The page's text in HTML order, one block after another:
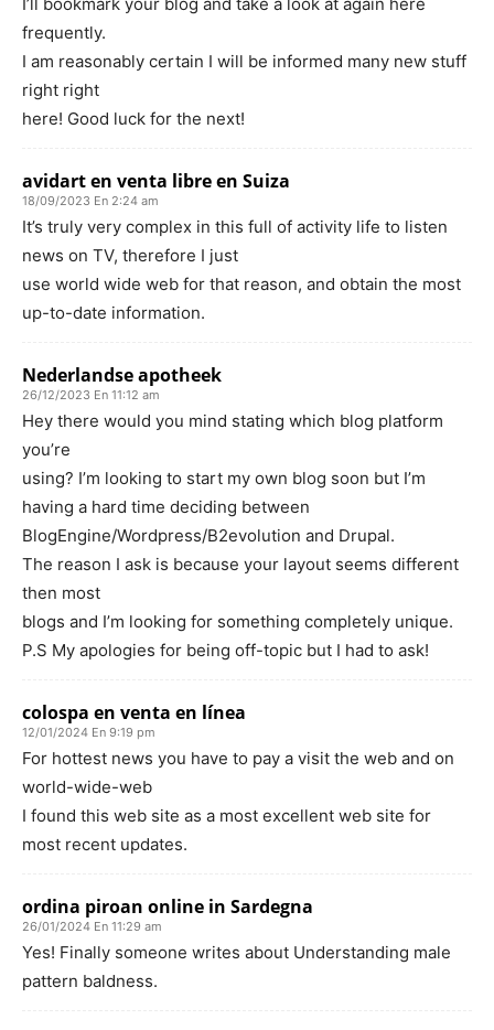
frequently.
I am reasonably certain I will be informed many new stuff
right right
here! Good luck for the next!
avidart en venta libre en Suiza
18/09/2023 En 2:24 am
It’s truly very complex in this full of activity life to listen
news on TV, therefore I just
use world wide web for that reason, and obtain the most
up-to-date information.
Nederlandse apotheek
26/12/2023 En 11:12 am
Hey there would you mind stating which blog platform
you’re
using? I’m looking to start my own blog soon but I’m
having a hard time deciding between
BlogEngine/Wordpress/B2evolution and Drupal.
The reason I ask is because your layout seems different
then most
blogs and I’m looking for something completely unique.
P.S My apologies for being off-topic but I had to ask!
colospa en venta en línea
12/01/2024 En 9:19 pm
For hottest news you have to pay a visit the web and on
world-wide-web
I found this web site as a most excellent web site for
most recent updates.
ordina piroan online in Sardegna
26/01/2024 En 11:29 am
Yes! Finally someone writes about Understanding male
pattern baldness.